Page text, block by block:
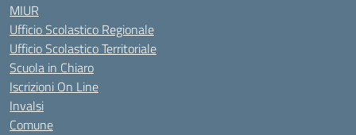
MIUR
Ufficio Scolastico Regionale
Ufficio Scolastico Territoriale
Scuola in Chiaro
Iscrizioni On Line
Invalsi
Comune